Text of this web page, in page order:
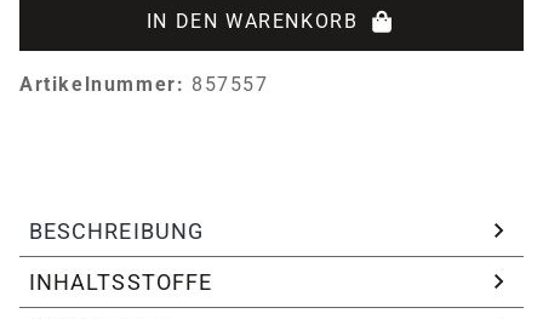
IN DEN WARENKORB
Artikelnummer: 857557
BESCHREIBUNG
INHALTSSTOFFE